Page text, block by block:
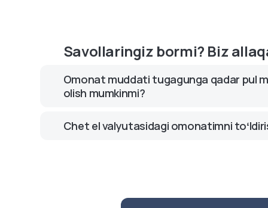
Savollaringiz bormi? Biz
Omonat muddati tugagunga qadar pul
olish mumkinmi?
Bu omonat shartlariga bogʻliq. Baʻzi omonatlar
Chet el valyutasidagi omonatimni